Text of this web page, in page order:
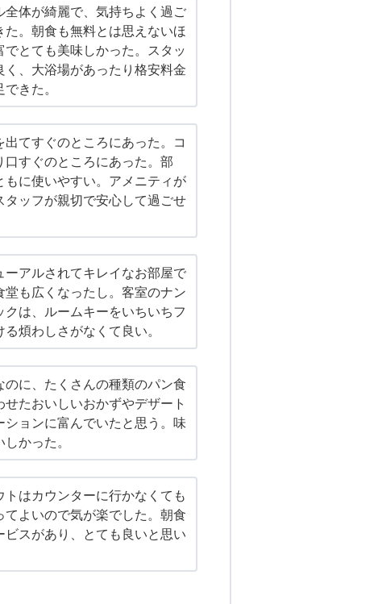
全体が綺麗で、気持ちよく過ご
た。朝食も無料とは思えないほ
でとても美味しかった。スタッ
く、大浴場があったり格安料金
きた。
出てすぐのところにあった。コ
口すぐのところにあった。部
もに使いやすい。アメニティが
タッフが親切で安心して過ごせ
ーアルされてキレイなお部屋で
堂も広くなったし。客室のナン
クは、ルームキーをいちいちフ
る煩わしさがなくて良い。
のに、たくさんの種類のパン食
せたおいしいおかずやデザート
ションに富んでいたと思う。味
かった。
トはカウンターに行かなくても
てよいので気が楽でした。朝食
ビスがあり、とても良いと思い